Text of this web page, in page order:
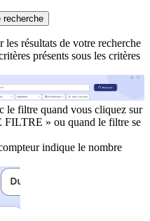
recherche
résultats de votre recherche
présents sous les critères
le filtre quand vous cliquez sur
» ou quand le filtre se
indique le nombre